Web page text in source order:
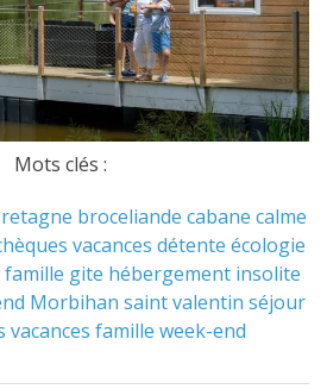
Mots clés :
broceliande cabane calme
vacances détente écologie
famille gite hébergement insolite
Morbihan saint valentin séjour
vacances famille week-end